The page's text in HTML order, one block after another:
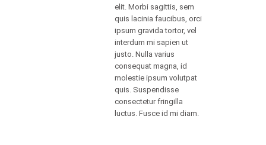
elit. Morbi sagittis, sem
quis lacinia faucibus, orci
ipsum gravida tortor, vel
interdum mi sapien ut
justo. Nulla varius
consequat magna, id
molestie ipsum volutpat
quis. Suspendisse
consectetur fringilla
luctus. Fusce id mi diam.